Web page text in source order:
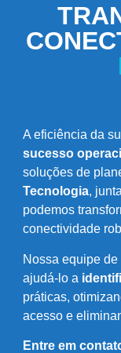
A eficiência da
sucesso
soluções de
Tecnologia,
podemos
conectividade
Nossa equipe de
ajudá-lo a
práticas,
acesso e
Entre em